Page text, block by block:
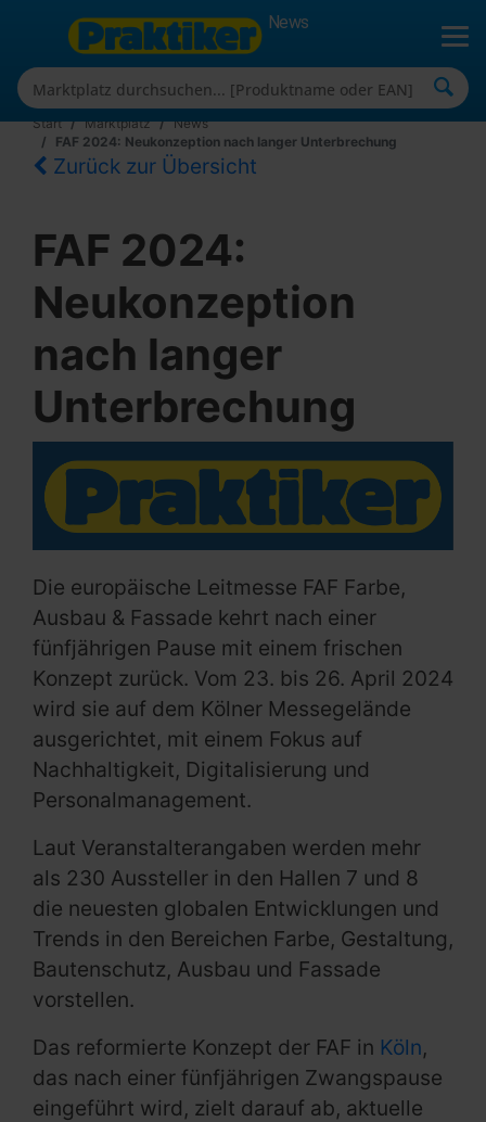
News
Start Marktplatz
News
FAF 2024: Neukonzeption nach langer Unterbrechung
Zurück zur Übersicht
FAF 2024:
Neukonzeption
nach langer
Unterbrechung
Die europäische Leitmesse FAF Farbe,
Ausbau & Fassade kehrt nach einer
fünfjährigen Pause mit einem frischen
Konzept zurück. Vom 23. bis 26. April 2024
wird sie auf dem Kölner Messegelände
ausgerichtet, mit einem Fokus auf
Nachhaltigkeit, Digitalisierung und
Personalmanagement.
Laut Veranstalterangaben werden mehr
als 230 Aussteller in den Hallen 7 und 8
die neuesten globalen Entwicklungen und
Trends in den Bereichen Farbe, Gestaltung,
Bautenschutz, Ausbau und Fassade
vorstellen.
Das reformierte Konzept der FAF in Köln,
das nach einer fünfjährigen Zwangspause
eingeführt wird, zielt darauf ab, aktuelle